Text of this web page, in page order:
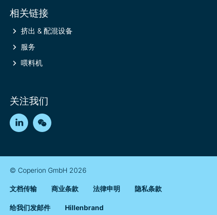
相关链接
挤出 & 配混设备
服务
喂料机
关注我们
LinkedIn
© Coperion GmbH 2026
文档传输 商业条款 法律申明 隐私条款
给我们发邮件 Hillenbrand